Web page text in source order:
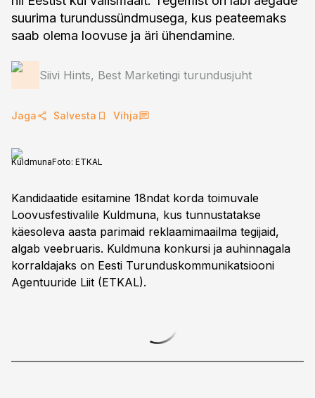
suurima turundussündmusega, kus peateemaks
saab olema loovuse ja äri ühendamine.
Siivi Hints, Best Marketingi turundusjuht
Jaga Salvesta Vihja
KuldmunaFoto: ETKAL
Kandidaatide esitamine 18ndat korda toimuvale
Loovusfestivalile Kuldmuna, kus tunnustatakse
käesoleva aasta parimaid reklaamimaailma tegijaid,
algab veebruaris. Kuldmuna konkursi ja auhinnagala
korraldajaks on Eesti Turunduskommunikatsiooni
Agentuuride Liit (ETKAL).